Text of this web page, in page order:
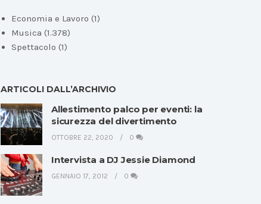
Economia e Lavoro (1)
Musica (1.378)
Spettacolo (1)
ARTICOLI DALL’ARCHIVIO
Allestimento palco per eventi: la
sicurezza del divertimento
OTTOBRE 22, 2020 0
Intervista a DJ Jessie Diamond
GENNAIO 17, 2012 0